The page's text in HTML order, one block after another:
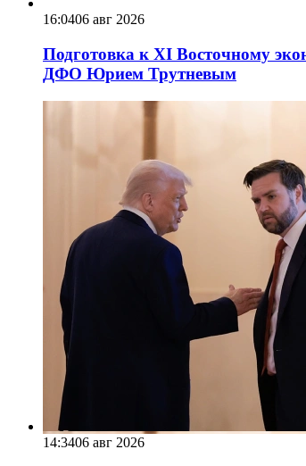
16:0406 авг 2026
Подготовка к XI Восточному
ДФО Юрием Трутневым
14:3406 авг 2026